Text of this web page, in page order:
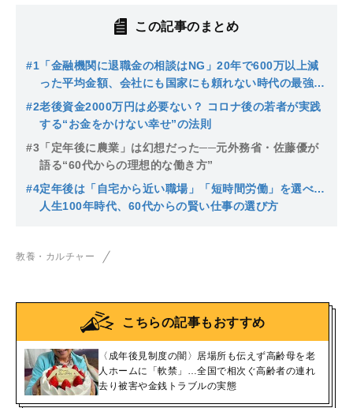
この記事のまとめ
#1 「金融機関に退職金の相談はNG」20年で600万以上減
った平均金額、会社にも国家にも頼れない時代の最強の
投資先
#2老後資金2000万円は必要ない？ コロナ後の若者が実践
する“お金をかけない幸せ”の法則
#3 「定年後に農業」は幻想だった──元外務省・佐藤優が
語る“60代からの理想的な働き方”
#4定年後は「自宅から近い職場」「短時間労働」を選べ…
人生100年時代、60代からの賢い仕事の選び方
教養・カルチャー
こちらの記事もおすすめ
〈成年後見制度の闇〉居場所も伝えず高齢母を老
人ホームに「軟禁」…全国で相次ぐ高齢者の連れ
去り被害や金銭トラブルの実態